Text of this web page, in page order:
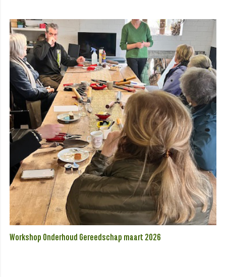
Workshop Onderhoud Gereedschap maart 2026